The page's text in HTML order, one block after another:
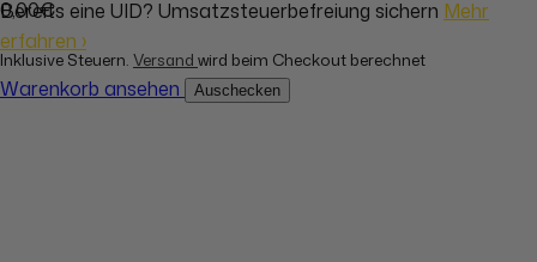
0,00€
Inklusive Steuern. Versand wird beim Checkout berechnet
Warenkorb ansehen Auschecken
Bereits eine UID? Umsatzsteuerbefreiung sichern Mehr
erfahren ›